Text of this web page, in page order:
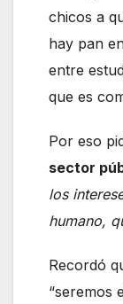
chicos a
hay pan
entre
que es
Por eso
sector
los
humano,
Recordó
“seremos